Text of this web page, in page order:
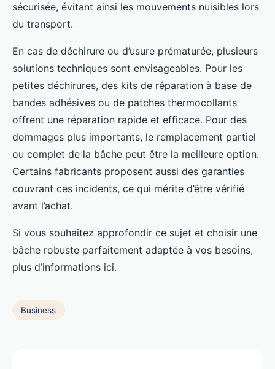
sécurisée, évitant ainsi les mouvements nuisibles lors
du transport.
En cas de déchirure ou d’usure prématurée, plusieurs
solutions techniques sont envisageables. Pour les
petites déchirures, des kits de réparation à base de
bandes adhésives ou de patches thermocollants
offrent une réparation rapide et efficace. Pour des
dommages plus importants, le remplacement partiel
ou complet de la bâche peut être la meilleure option.
Certains fabricants proposent aussi des garanties
couvrant ces incidents, ce qui mérite d’être vérifié
avant l’achat.
Si vous souhaitez approfondir ce sujet et choisir une
bâche robuste parfaitement adaptée à vos besoins,
plus d’informations ici.
Business